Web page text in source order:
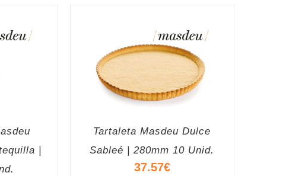
|
Tartaleta Masdeu Dulce
Sableé | 280mm 10 Unid.
37.57€